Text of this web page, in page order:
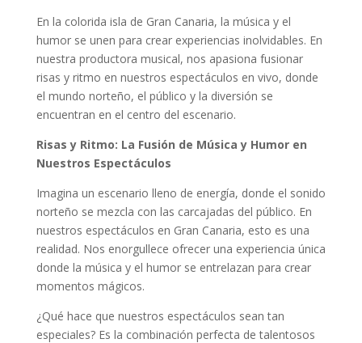
En la colorida isla de Gran Canaria, la música y el
humor se unen para crear experiencias inolvidables. En
nuestra productora musical, nos apasiona fusionar
risas y ritmo en nuestros espectáculos en vivo, donde
el mundo norteño, el público y la diversión se
encuentran en el centro del escenario.
Risas y Ritmo: La Fusión de Música y Humor en
Nuestros Espectáculos
Imagina un escenario lleno de energía, donde el sonido
norteño se mezcla con las carcajadas del público. En
nuestros espectáculos en Gran Canaria, esto es una
realidad. Nos enorgullece ofrecer una experiencia única
donde la música y el humor se entrelazan para crear
momentos mágicos.
¿Qué hace que nuestros espectáculos sean tan
especiales? Es la combinación perfecta de talentosos